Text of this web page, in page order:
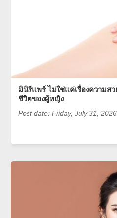
มินิรีแพร์ ไม่ใช่แค่เรื่องความ
ชีวิตของผู้หญิง
Post date:Friday, July 31,